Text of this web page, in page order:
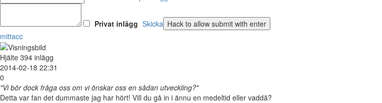
Privat inlägg Skicka
mittacc
Hjälte 394 inlägg
2014-02-18 22:31
0
"Vi bör dock fråga oss om vi önskar oss en sådan utveckling?"
Detta var fan det dummaste jag har hört! Vill du gå in i ännu en medeltid eller vaddå?